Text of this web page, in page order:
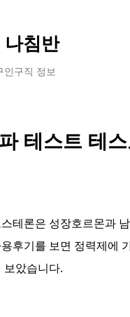
침반
인구직 정보
테스트 테
테론은 성장호르몬과
후기를 보면 정력제에
보았습니다.